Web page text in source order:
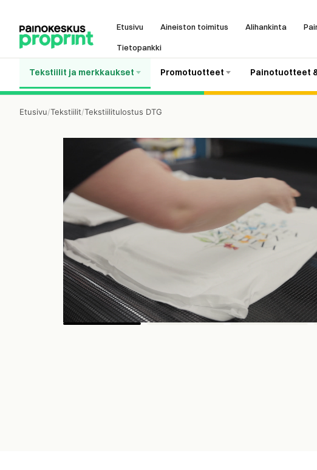
Etusivu Aineiston toimitus Alihankinta
Tietopankki
Tekstiilit ja merkkaukset Promotuotteet Painotuotteet
Etusivu/Tekstiilit/Tekstiilitulostus DTG